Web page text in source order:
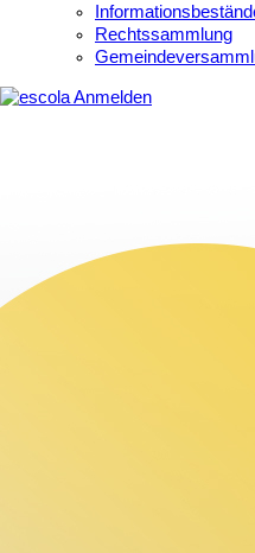
Rechtssammlung
Anmelden